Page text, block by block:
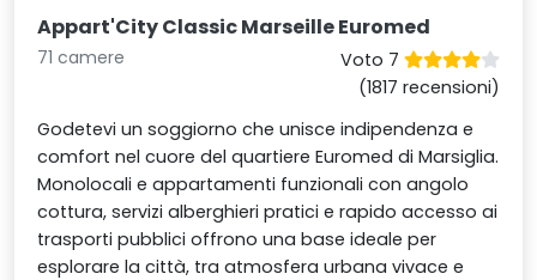
Appart'City Classic Marseille Euromed
71 camere
Voto 7
(1817 recensioni)
Godetevi un soggiorno che unisce indipendenza e
comfort nel cuore del quartiere Euromed di Marsiglia.
Monolocali e appartamenti funzionali con angolo
cottura, servizi alberghieri pratici e rapido accesso ai
trasporti pubblici offrono una base ideale per
esplorare la città, tra atmosfera urbana vivace e